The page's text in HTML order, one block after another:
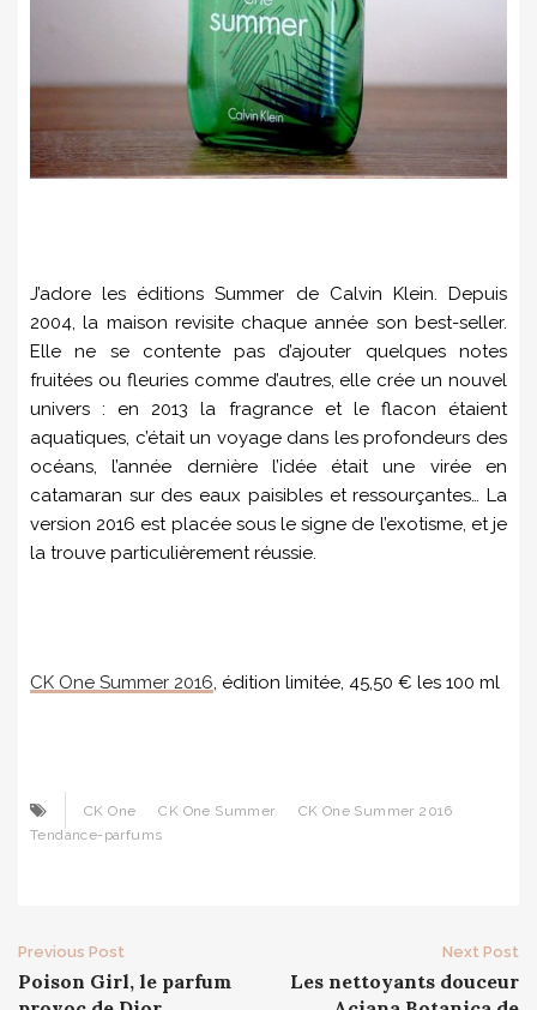
J’adore les éditions Summer de Calvin Klein. Depuis
2004, la maison revisite chaque année son best-seller.
Elle ne se contente pas d’ajouter quelques notes
fruitées ou fleuries comme d’autres, elle crée un nouvel
univers : en 2013 la fragrance et le flacon étaient
aquatiques, c’était un voyage dans les profondeurs des
océans, l’année dernière l’idée était une virée en
catamaran sur des eaux paisibles et ressourçantes… La
version 2016 est placée sous le signe de l’exotisme, et je
la trouve particulièrement réussie.
CK One Summer 2016, édition limitée, 45,50 € les 100 ml
CK One CK One Summer
CK One Summer 2016
Tendance-parfums
Post
Previous Post
Poison Girl, le parfum
Next Post
Les nettoyants douceur